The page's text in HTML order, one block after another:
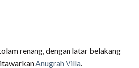
renang, dengan latar belakang
Anugrah Villa